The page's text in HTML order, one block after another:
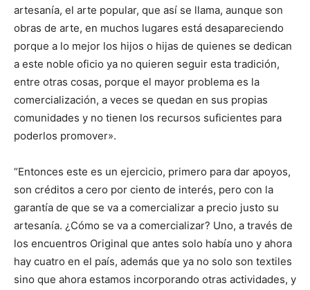
artesanía, el arte popular, que así se llama, aunque son
obras de arte, en muchos lugares está desapareciendo
porque a lo mejor los hijos o hijas de quienes se dedican
a este noble oficio ya no quieren seguir esta tradición,
entre otras cosas, porque el mayor problema es la
comercialización, a veces se quedan en sus propias
comunidades y no tienen los recursos suficientes para
poderlos promover».
“Entonces este es un ejercicio, primero para dar apoyos,
son créditos a cero por ciento de interés, pero con la
garantía de que se va a comercializar a precio justo su
artesanía. ¿Cómo se va a comercializar? Uno, a través de
los encuentros Original que antes solo había uno y ahora
hay cuatro en el país, además que ya no solo son textiles
sino que ahora estamos incorporando otras actividades, y